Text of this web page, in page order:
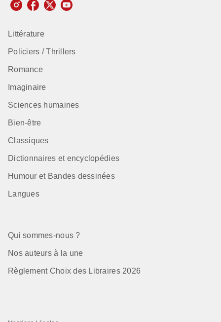
Littérature
Policiers / Thrillers
Romance
Imaginaire
Sciences humaines
Bien-être
Classiques
Dictionnaires et encyclopédies
Humour et Bandes dessinées
Langues
Qui sommes-nous ?
Nos auteurs à la une
Règlement Choix des Libraires 2026